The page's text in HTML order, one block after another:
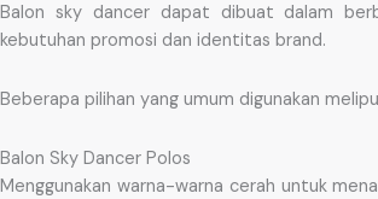
Balon sky dancer dapat dibuat dalam
kebutuhan promosi dan identitas brand.
Beberapa pilihan yang umum digunakan
Balon Sky Dancer Polos
Menggunakan warna-warna cerah untuk